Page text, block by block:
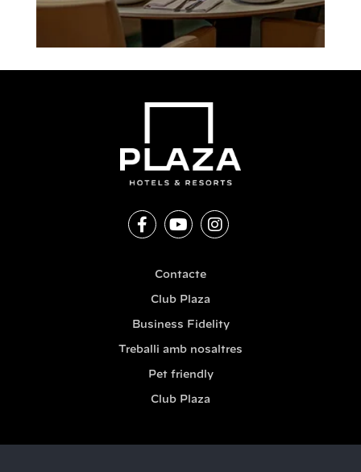
Contacte
Club Plaza
Business Fidelity
Treballi amb nosaltres
Pet friendly
Club Plaza